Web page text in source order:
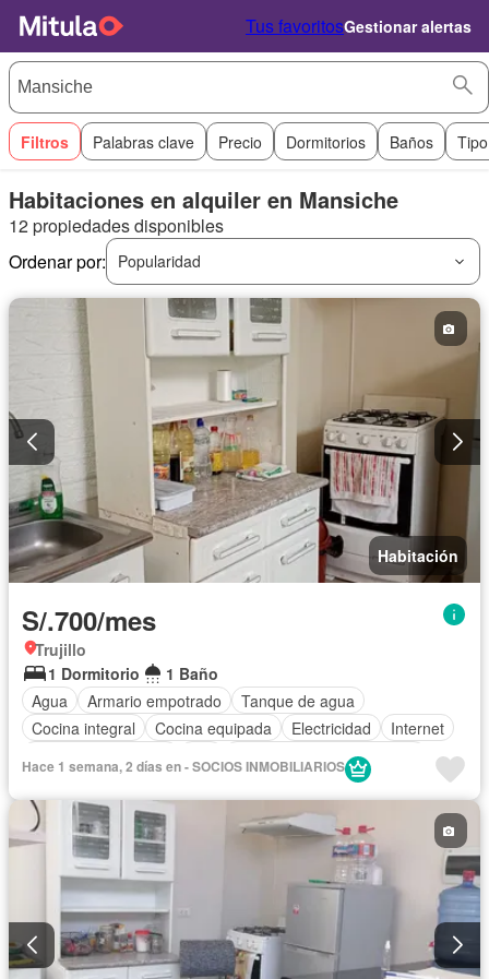
Tus favoritosGestionar alertas
Filtros Palabras clave Precio Dormitorios Baños
Habitaciones en alquiler en Mansiche
12 propiedades disponibles
Ordenar por:
Popularidad
Habitación
S/.700/mes
Trujillo
1 Dormitorio
1 Baño
Agua
Armario empotrado
Tanque de agua
Cocina integral
Cocina equipada Electricidad
Internet
Completamente amoblado
Hace 1 semana, 2 días en - SOCIOS INMOBILIARIOS